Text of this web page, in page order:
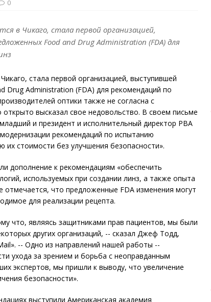
0
в Чикаго, стала первой организацией,
Food and Drug Administration (FDA) для
стала первой организацией, выступившей
Drug Administration (FDA) для рекомендаций по
оптики также не согласна с
высказал свое недовольство. В своем письме
и президент и исполнительный директор РВА
рекомендаций по испытанию
их стоимости без улучшения безопасности».
дополнение к рекомендациям «обеспечить
используемых при создании линз, а также опыта
отмечается, что предложенные FDA изменения могут
для реализации рецепта.
что, являясь защитниками прав пациентов, мы были
других организаций, -- сказал Джеф Тодд,
-- Одно из направлений нашей работы --
ухода за зрением и борьба с неоправданным
экспертов, мы пришли к выводу, что увеличение
безопасности».
выступили Американская академия